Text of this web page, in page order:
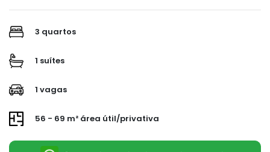
3 quartos
1 suítes
1 vagas
56 - 69 m² área útil/privativa